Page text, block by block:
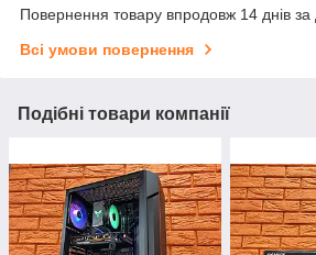
Повернення товару впродовж 14 днів за
Всі умови повернення
Подібні товари компанії